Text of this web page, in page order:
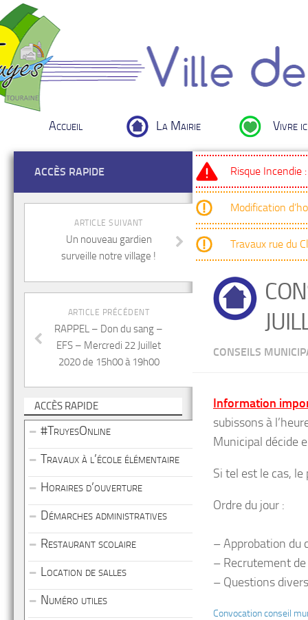
Accueil La Mairie Vivre
Risque Incendie
Modification
Travaux rue du
CONSEILS
Information
subissons à
Municipal décide
Si tel est le cas,
Ordre du jour :
– Approbation du
– Recrutement
– Questions
Convocation conseil
ACCÈS RAPIDE
ARTICLE SUIVANT
Un nouveau gardien
surveille notre village !
ARTICLE PRÉCÉDENT
RAPPEL – Don du sang –
EFS – Mercredi 22 Juillet
2020 de 15h00 à 19h00
ACCÈS RAPIDE
#TruyesOnline
Travaux à l’école élémentaire
Horaires d’ouverture
Démarches administratives
Restaurant scolaire
Location de salles
Numéro utiles